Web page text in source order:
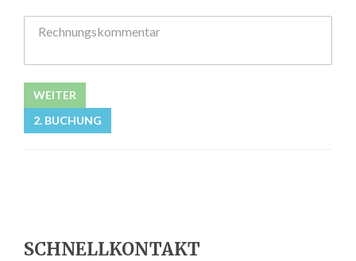
Rechnungskommentar
WEITER
2. BUCHUNG
SCHNELLKONTAKT